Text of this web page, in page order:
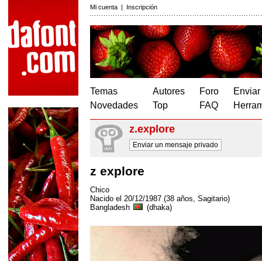
Mi cuenta | Inscripción
Temas
Novedades
Autores
Top
Foro
FAQ
z.explore
Enviar un mensaje privado
z explore
Chico
Nacido el 20/12/1987 (38 años, Sagitario)
Bangladesh
(dhaka)